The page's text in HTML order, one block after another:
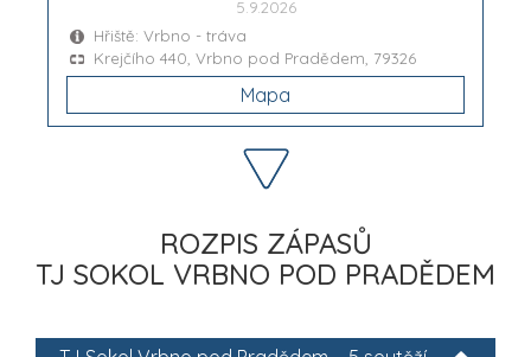
5.9.2026
Hřiště: Vrbno - tráva
Krejčího 440, Vrbno pod Pradědem, 79326
Mapa
ROZPIS ZÁPASŮ
TJ SOKOL VRBNO POD PRADĚDEM